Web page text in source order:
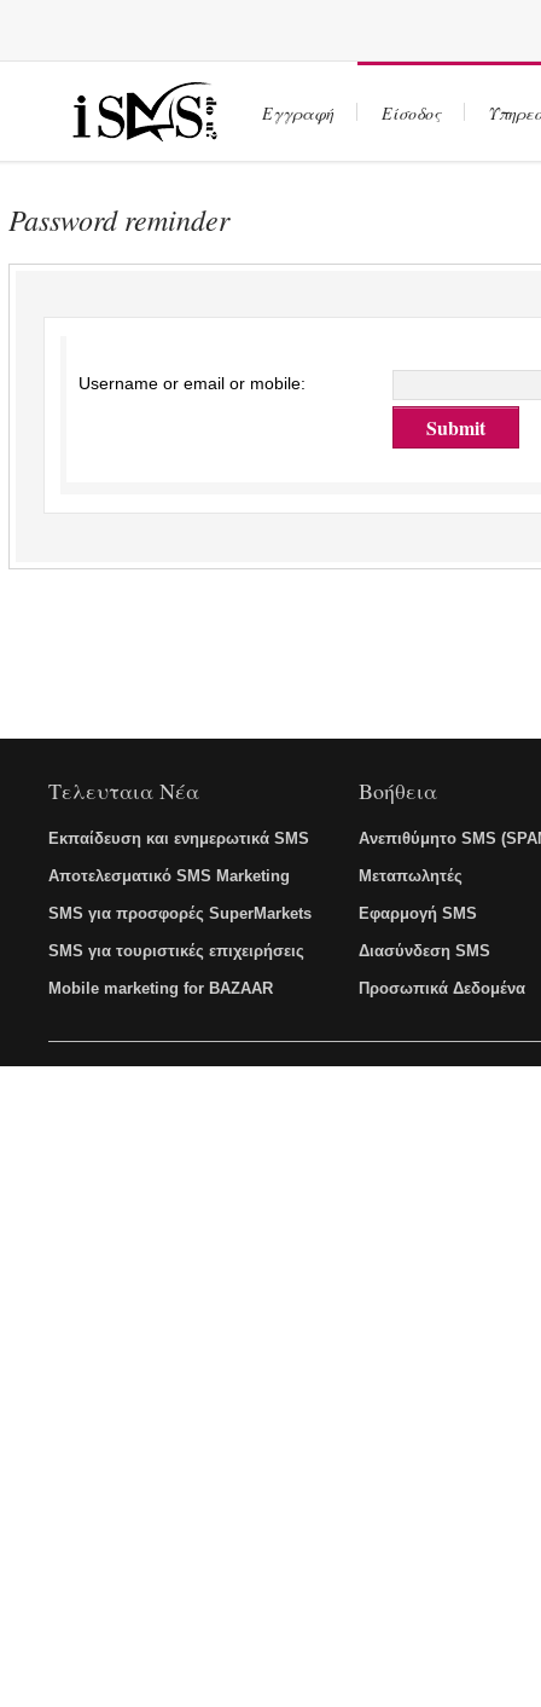
Εγγραφή Είσοδος
Password reminder
Username or email or mobile:
Τελευταια Νέα
Εκπαίδευση και ενημερωτικά SMS
Αποτελεσματικό SMS Marketing
SMS για προσφορές SuperMarkets
SMS για τουριστικές επιχειρήσεις
Mobile marketing for BAZAAR
Βοήθεια
Ανεπιθύμητο SMS
Μεταπωλητές
Εφαρμογή SMS
Διασύνδεση SMS
Προσωπικά Δεδομένα